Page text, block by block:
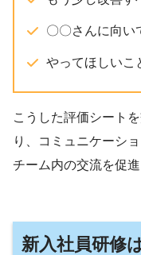
〇〇さんに向い
やってほしいこ
こうした評価シート
り、コミュニケーシ
チーム内の交流を促
新入社員研修